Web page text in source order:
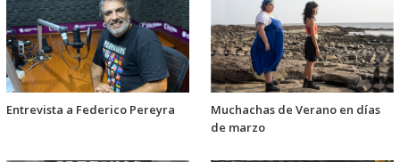
Entrevista a Federico Pereyra
Muchachas de Verano en días
de marzo